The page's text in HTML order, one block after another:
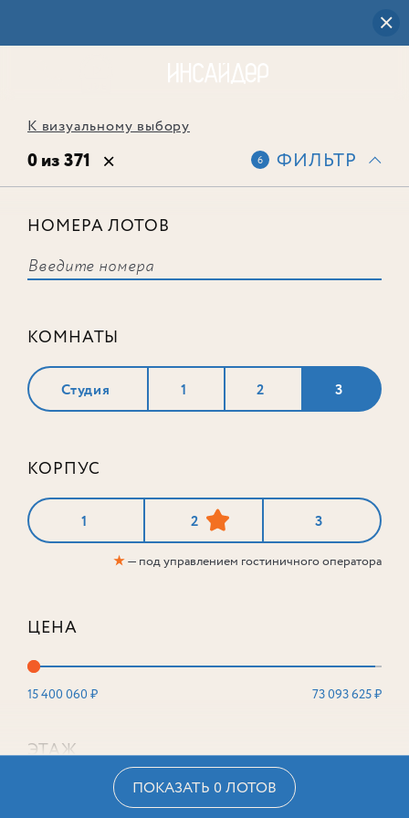
К визуальному выбору
0 из 371 6 ФИЛЬТР
НОМЕРА ЛОТОВ
КОМНАТЫ
Студия 1 2 3
КОРПУС
1 2 3
★— под управлением гостиничного оператора
ЦЕНА
15 400 060 ₽ 73 093 625 ₽
ЭТАЖ
ПОКАЗАТЬ 0 ЛОТОВ
соответствует ни одного лота